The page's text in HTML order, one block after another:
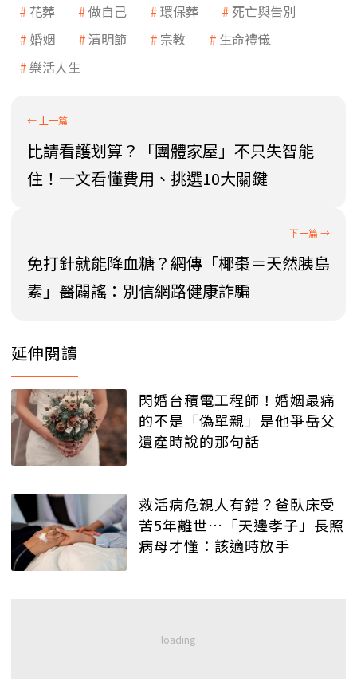
花葬 做自己 環保葬
死亡與告別
婚姻
清明節 宗教
生命禮儀
樂活人生
比請看護划算？「團體家屋」不只失智能
住！一文看懂費用、挑選10大關鍵
免打針就能降血糖？網傳「椰棗＝天然胰島
素」醫闢謠：別信網路健康詐騙
延伸閱讀
閃婚台積電工程師！婚姻最痛
的不是「偽單親」是他爭岳父
遺產時說的那句話
救活病危親人有錯？爸臥床受
苦5年離世…「天邊孝子」長照
病母才懂：該適時放手